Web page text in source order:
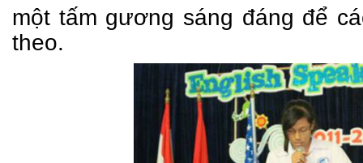
một tấm gương sáng đáng để
theo.